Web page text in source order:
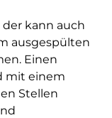
der kann auch
ausgespülten
Einen
mit einem
Stellen